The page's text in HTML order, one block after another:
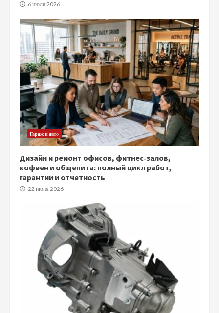
6 июля 2026
Гараж и авто
Дизайн и ремонт офисов, фитнес‑залов,
кофеен и общепита: полный цикл работ,
гарантии и отчетность
22 июня 2026